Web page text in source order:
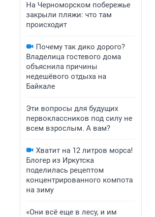
На Черноморском побережье
закрыли пляжи: что там
происходит
Почему так дико дорого?
Владелица гостевого дома
объяснила причины
недешёвого отдыха на
Байкале
Эти вопросы для будущих
первоклассников под силу не
всем взрослым. А вам?
Хватит на 12 литров морса!
Блогер из Иркутска
поделилась рецептом
концентрированного компота
на зиму
«Они всё еще в лесу, и им